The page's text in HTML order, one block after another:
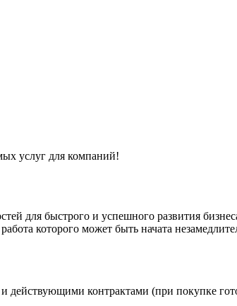
услуг для компаний!
для быстрого и успешного развития
которого может быть начата
контрактами (при покупке